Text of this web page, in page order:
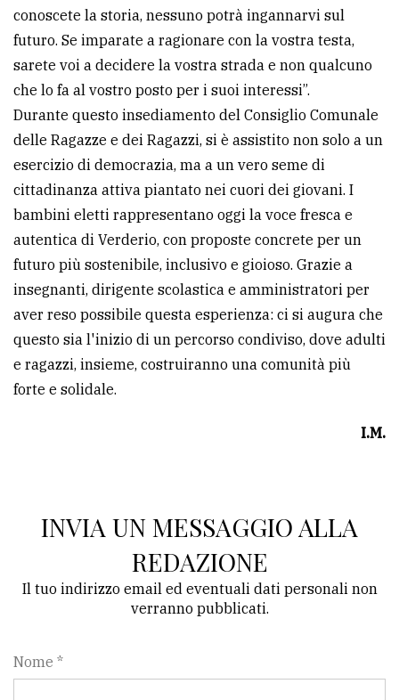
conoscete la storia, nessuno potrà ingannarvi sul
futuro. Se imparate a ragionare con la vostra testa,
sarete voi a decidere la vostra strada e non qualcuno
che lo fa al vostro posto per i suoi interessi”.
Durante questo insediamento del Consiglio Comunale
delle Ragazze e dei Ragazzi, si è assistito non solo a un
esercizio di democrazia, ma a un vero seme di
cittadinanza attiva piantato nei cuori dei giovani. I
bambini eletti rappresentano oggi la voce fresca e
autentica di Verderio, con proposte concrete per un
futuro più sostenibile, inclusivo e gioioso. Grazie a
insegnanti, dirigente scolastica e amministratori per
aver reso possibile questa esperienza: ci si augura che
questo sia l'inizio di un percorso condiviso, dove adulti
e ragazzi, insieme, costruiranno una comunità più
forte e solidale.
I.M.
INVIA UN MESSAGGIO ALLA
REDAZIONE
Il tuo indirizzo email ed eventuali dati personali non
verranno pubblicati.
Nome *